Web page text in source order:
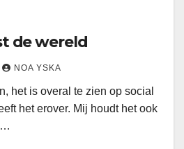
de wereld
NOA YSKA
het is overal te zien op social
het erover. Mij houdt het ook